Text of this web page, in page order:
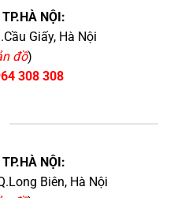
NỘI:
Giấy, Hà Nội
đồ)
308 308
NỘI:
Biên, Hà Nội